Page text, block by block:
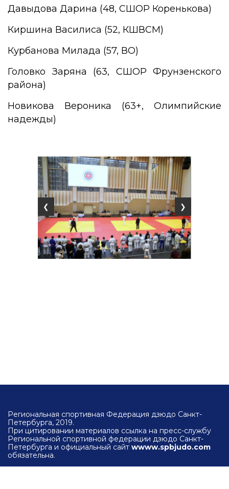
Давыдова Дарина (48, СШОР Коренькова)
Киршина Василиса (52, КШВСМ)
Курбанова Милада (57, ВО)
Головко Заряна (63, СШОР Фрунзенского
района)
Новикова Вероника (63+, Олимпийские
надежды)
❮ ❯
Региональная спортивная Федерация дзюдо Санкт-
Петербурга, 2019.
При цитировании материалов ссылка на пресс-службу
Региональной спортивной федерации дзюдо Санкт-
Петербурга и официальный сайт wwww.spbjudo.com
обязательна.